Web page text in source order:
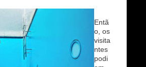
Entã
o, os
visita
ntes
podi